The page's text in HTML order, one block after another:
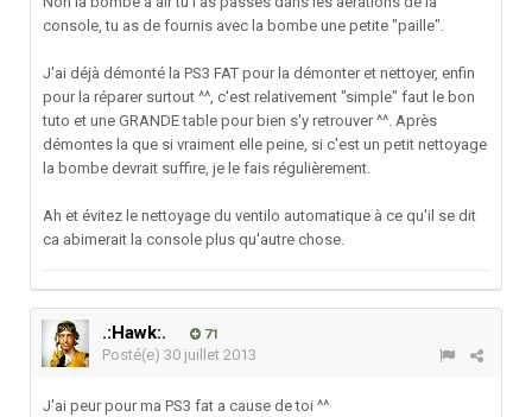
console, tu as de fournis avec la bombe une petite "paille".
J'ai déjà démonté la PS3 FAT pour la démonter et nettoyer, enfin
pour la réparer surtout ^^, c'est relativement "simple" faut le bon
tuto et une GRANDE table pour bien s'y retrouver ^^. Après
démontes la que si vraiment elle peine, si c'est un petit nettoyage
la bombe devrait suffire, je le fais régulièrement.
Ah et évitez le nettoyage du ventilo automatique à ce qu'il se dit
ca abimerait la console plus qu'autre chose.
.:Hawk:. 71
Posté(e) 30 juillet 2013
J'ai peur pour ma PS3 fat a cause de toi ^^